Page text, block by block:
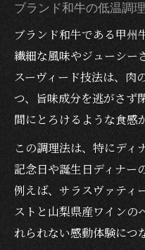
常識
ディナーと甲
グ術
甲州牛ディナ
ン選び
地元ワインとブ
モニー
ワインペアリ
る方法
プロポーズや
験を
ブランド和牛の低温調
ブランド和牛である甲州
繊細な風味やジューシー
スーヴィード技法は、肉
つ、旨味成分を逃がさず
間にとろけるような食感
この調理法は、特にディ
記念日や誕生日ディナー
例えば、サラスヴァティ
ストと山梨県産ワインの
れられない感動体験につ